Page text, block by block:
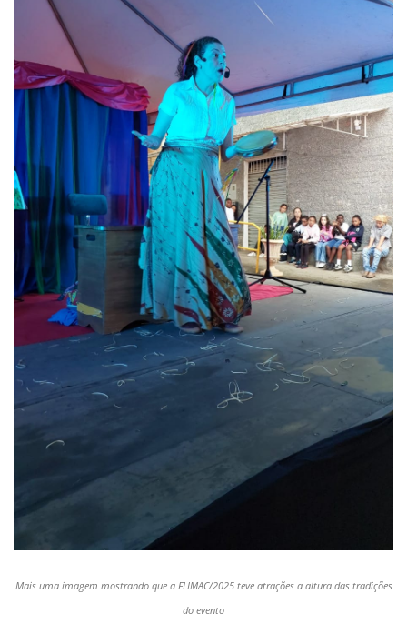
Mais uma imagem mostrando que a FLIMAC/2025 teve atrações a altura das tradições
do evento